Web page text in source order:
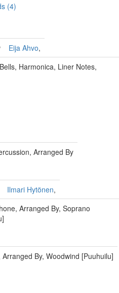
(4)
Eija Ahvo,
Harmonica, Liner Notes,
Arranged By
Ilmari Hytönen,
Arranged By, Soprano
By, Woodwind [Puuhuilu]